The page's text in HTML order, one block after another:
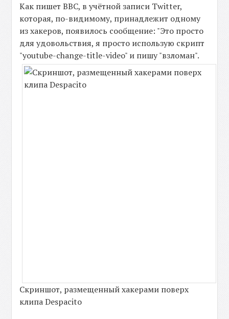
Как пишет ВВС, в учётной записи Twitter,
которая, по-видимому, принадлежит одному
из хакеров, появилось сообщение: "Это просто
для удовольствия, я просто использую скрипт
"youtube-change-title-video" и пишу "взломан".
Скриншот, размещенный хакерами поверх
клипа Despacito